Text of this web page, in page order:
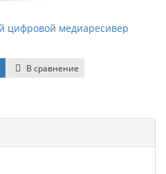
цифровой медиаресивер
В сравнение